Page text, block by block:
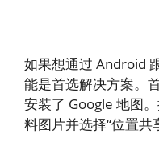
如果想通过 Android
能是首选解决方案。
安装了 Google 地图
料图片并选择“位置共